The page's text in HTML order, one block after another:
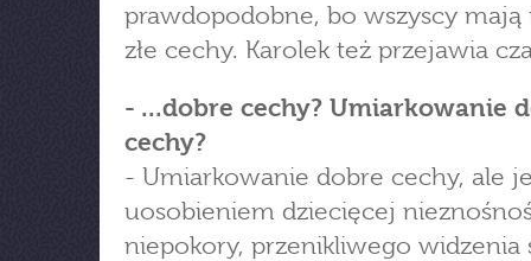
prawdopodobne, bo wszyscy mają
złe cechy. Karolek też przejawia
- ...dobre cechy? Umiarkowanie
cechy?
- Umiarkowanie dobre cechy, ale
uosobieniem dziecięcej
niepokory, przenikliwego widzenia